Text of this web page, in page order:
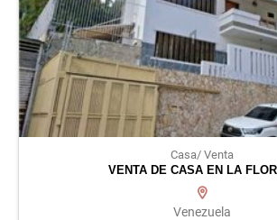
Casa/ Venta
VENTA DE CASA EN LA
Venezuela